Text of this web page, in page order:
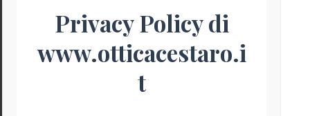
Privacy Policy di
www.otticacestaro.i
t